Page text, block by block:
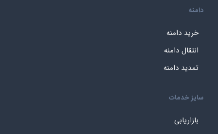
دامنه
خرید دامنه
انتقال دامنه
تمدید دامنه
سایز خدمات
بازاریابی